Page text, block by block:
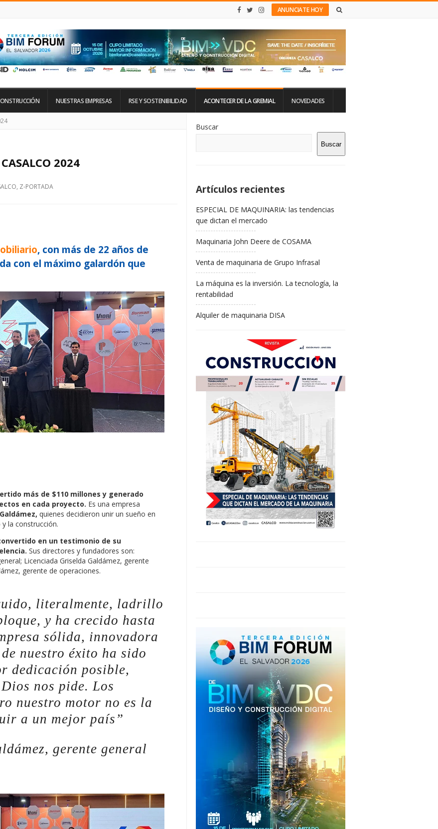
ANUNCIATE HOY
NUESTRAS EMPRESAS RSE Y SOSTENIBILIDAD ACONTECER DE LA GREMIAL NOVEDADES
2024
, Z-PORTADA
, con más de 22 años de
con el máximo galardón que
más de $110 millones y generado
en cada proyecto. Es una empresa
quienes decidieron unir un sueño en
la construcción.
en un testimonio de su
Sus directores y fundadores son:
Licenciada Griselda Galdámez, gerente
gerente de operaciones.
literalmente, ladrillo
y ha crecido hasta
sólida, innovadora
nuestro éxito ha sido
dedicación posible,
nos pide. Los
nuestro motor no es la
a un mejor país ”
gerente general
De
La
Buscar
Buscar
Artículos recientes
ESPECIAL DE MAQUINARIA: las tendencias
que dictan el mercado
Maquinaria John Deere de COSAMA
Venta de maquinaria de Grupo Infrasal
La máquina es la inversión. La tecnología, la
rentabilidad
Alquiler de maquinaria DISA